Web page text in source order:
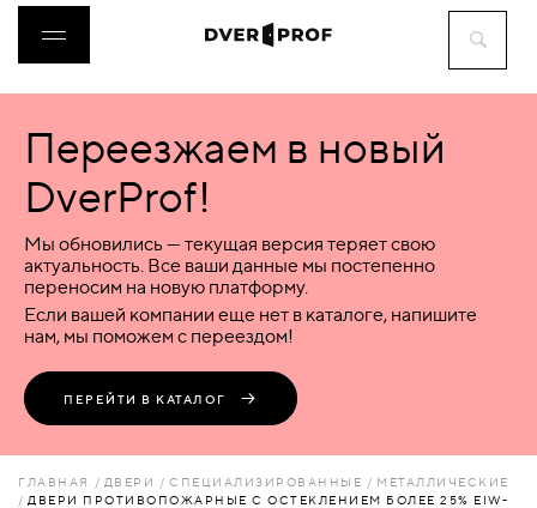
ДВЕРИ
ФУРНИТУРА
ВОРОТА
ПЕРЕГОРОДКИ
Переезжаем в новый
DverProf!
Мы обновились — текущая версия теряет свою
актуальность. Все ваши данные мы постепенно
переносим на новую платформу.
Если вашей компании еще нет в каталоге, напишите
нам, мы поможем с переездом!
ПЕРЕЙТИ В КАТАЛОГ
ГЛАВНАЯ ДВЕРИ СПЕЦИАЛИЗИРОВАННЫЕ
МЕТАЛЛИЧЕСКИЕ
ДВЕРИ ПРОТИВОПОЖАРНЫЕ С ОСТЕКЛЕНИЕМ БОЛЕЕ 25% EIW-